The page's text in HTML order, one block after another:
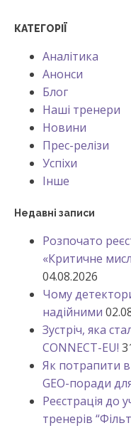
КАТЕГОРІЇ
Аналітика
Анонси
Блог
Наші тренери
Новини
Прес-релізи
Успіхи
Інше
Недавні записи
Розпочато
«Критичне
04.08.2026
Чому
надійними
Зустріч, яка
CONNECT-EU!
Як потрапити в
GEO-поради
Реєстрація до
тренерів